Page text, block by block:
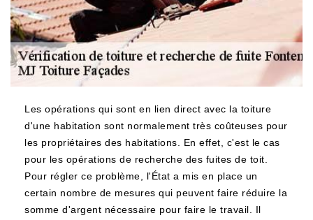
Les opérations qui sont en lien direct avec la toiture
d'une habitation sont normalement très coûteuses pour
les propriétaires des habitations. En effet, c'est le cas
pour les opérations de recherche des fuites de toit.
Pour régler ce problème, l'État a mis en place un
certain nombre de mesures qui peuvent faire réduire la
somme d'argent nécessaire pour faire le travail. Il